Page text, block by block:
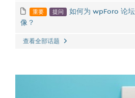
重要 提问
如何为 wpForo 论
像？
查看全部话题